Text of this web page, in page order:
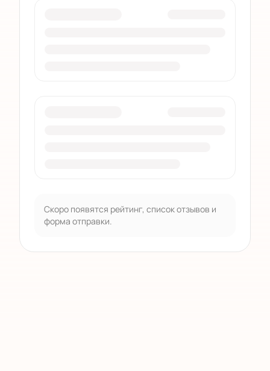
Скоро появятся рейтинг, список отзывов и
форма отправки.